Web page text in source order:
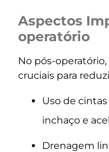
Aspectos
operatório
No pós-
cruciais para
Uso de
inchaço e
Drenagem